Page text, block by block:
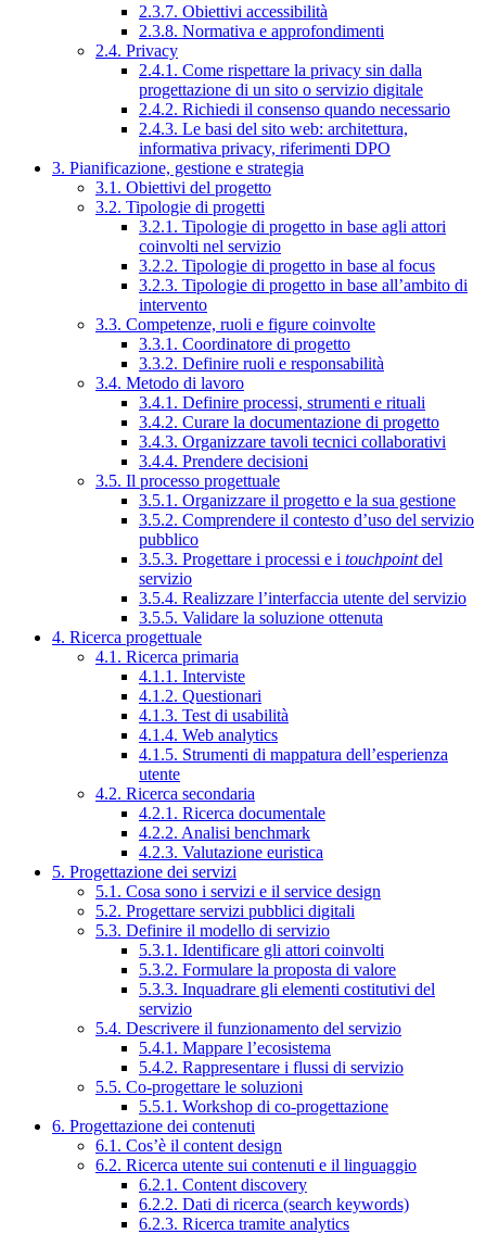
2.3.7. Obiettivi accessibilità
2.3.8. Normativa e approfondimenti
2.4. Privacy
2.4.1. Come rispettare la privacy sin dalla
progettazione di un sito o servizio digitale
2.4.2. Richiedi il consenso quando necessario
2.4.3. Le basi del sito web: architettura,
informativa privacy, riferimenti DPO
3. Pianificazione, gestione e strategia
3.1. Obiettivi del progetto
3.2. Tipologie di progetti
3.2.1. Tipologie di progetto in base agli attori
coinvolti nel servizio
3.2.2. Tipologie di progetto in base al focus
3.2.3. Tipologie di progetto in base all’ambito di
intervento
3.3. Competenze, ruoli e figure coinvolte
3.3.1. Coordinatore di progetto
3.3.2. Definire ruoli e responsabilità
3.4. Metodo di lavoro
3.4.1. Definire processi, strumenti e rituali
3.4.2. Curare la documentazione di progetto
3.4.3. Organizzare tavoli tecnici collaborativi
3.4.4. Prendere decisioni
3.5. Il processo progettuale
3.5.1. Organizzare il progetto e la sua gestione
3.5.2. Comprendere il contesto d’uso del servizio
pubblico
3.5.3. Progettare i processi e i touchpointdel
servizio
3.5.4. Realizzare l’interfaccia utente del servizio
3.5.5. Validare la soluzione ottenuta
4. Ricerca progettuale
4.1. Ricerca primaria
4.1.1. Interviste
4.1.2. Questionari
4.1.3. Test di usabilità
4.1.4. Web analytics
4.1.5. Strumenti di mappatura dell’esperienza
utente
4.2. Ricerca secondaria
4.2.1. Ricerca documentale
4.2.2. Analisi benchmark
4.2.3. Valutazione euristica
5. Progettazione dei servizi
5.1. Cosa sono i servizi e il service design
5.2. Progettare servizi pubblici digitali
5.3. Definire il modello di servizio
5.3.1. Identificare gli attori coinvolti
5.3.2. Formulare la proposta di valore
5.3.3. Inquadrare gli elementi costitutivi del
servizio
5.4. Descrivere il funzionamento del servizio
5.4.1. Mappare l’ecosistema
5.4.2. Rappresentare i flussi di servizio
5.5. Co-progettare le soluzioni
5.5.1. Workshop di co-progettazione
6. Progettazione dei contenuti
6.1. Cos’è il content design
6.2. Ricerca utente sui contenuti e il linguaggio
6.2.1. Content discovery
6.2.2. Dati di ricerca (search keywords)
6.2.3. Ricerca tramite analytics